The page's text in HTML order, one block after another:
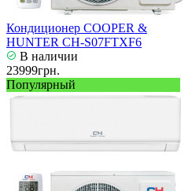
Кондиционер COOPER &
HUNTER CH-S07FTXF6
В наличии
23999грн.
Популярный